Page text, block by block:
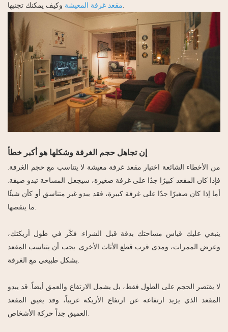
مقعد غرفة المعيشة
إن تجاهل حجم الغرفة وشكلها هو أكبر خطأ
من الأخطاء الشائعة اختيار مقعد غرفة معيشة لا يتناسب مع حجم الغرفة.
فإذا كان المقعد كبيرًا جدًا على غرفة صغيرة، سيجعل المساحة تبدو ضيقة.
أما إذا كان صغيرًا جدًا على غرفة كبيرة، فقد يبدو غير متناسق أو كأن شيئًا
ينبغي عليك قياس مساحتك بدقة قبل الشراء. فكّر في طول أريكتك،
وعرض الممرات، ومدى قرب قطع الأثاث الأخرى. يجب أن يتناسب المقعد
لا يقتصر الحجم على الطول فقط، بل يشمل الارتفاع والعمق أيضاً. قد يبدو
المقعد الذي يزيد ارتفاعه عن ارتفاع الأريكة غريباً، وقد يعيق المقعد